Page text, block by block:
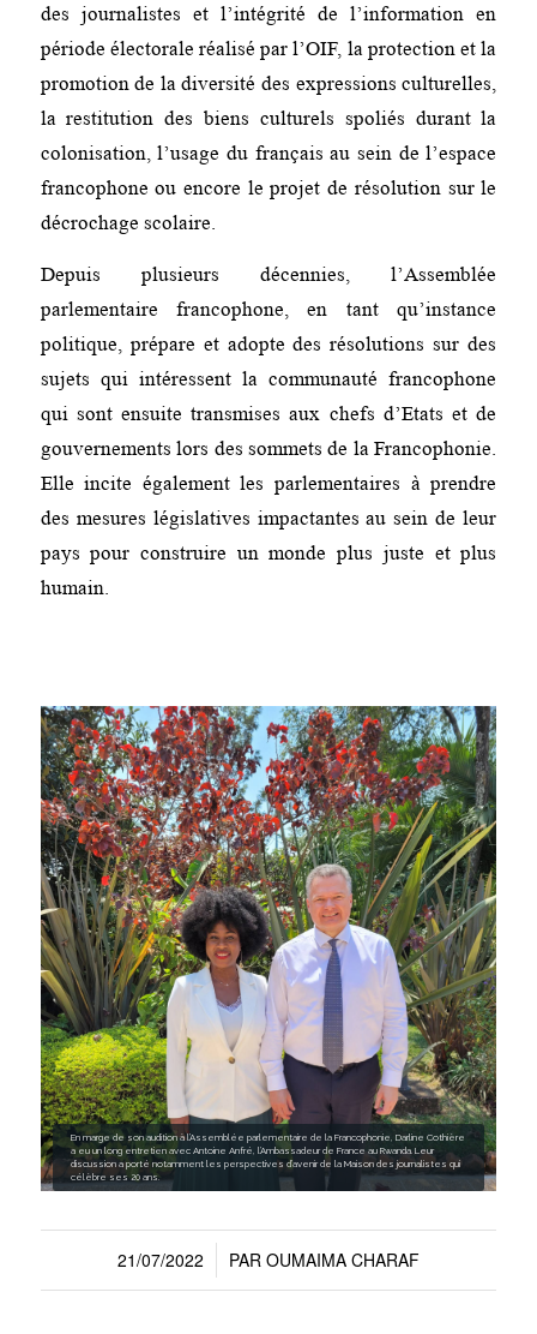
des journalistes et l’intégrité de l’information en
période électorale réalisé par l’OIF, la protection et la
promotion de la diversité des expressions culturelles,
la restitution des biens culturels spoliés durant la
colonisation, l’usage du français au sein de l’espace
francophone ou encore le projet de résolution sur le
décrochage scolaire.
Depuis plusieurs décennies, l’Assemblée
parlementaire francophone, en tant qu’instance
politique, prépare et adopte des résolutions sur des
sujets qui intéressent la communauté francophone
qui sont ensuite transmises aux chefs d’Etats et de
gouvernements lors des sommets de la Francophonie.
Elle incite également les parlementaires à prendre
des mesures législatives impactantes au sein de leur
pays pour construire un monde plus juste et plus
humain.
En marge de son audition à l’Assemblée parlementaire de la Francophonie, Darline Cothière
a eu un long entretien avec Antoine Anfré, l’Ambassadeur de France au Rwanda. Leur
discussion a porté notamment les perspectives d’avenir de la Maison des journalistes qui
célèbre ses 20 ans.
21/07/2022
/ PAR OUMAIMA CHARAF